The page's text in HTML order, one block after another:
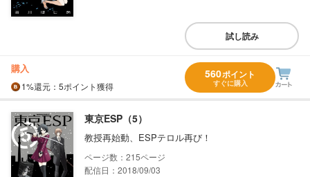
試し読み
購入
1%還元 ：5ポイント獲得
560ポイント
すぐに購入
東京ESP（5）
教授再始動、ESPテロル再び！
215
配信日：2018/09/03